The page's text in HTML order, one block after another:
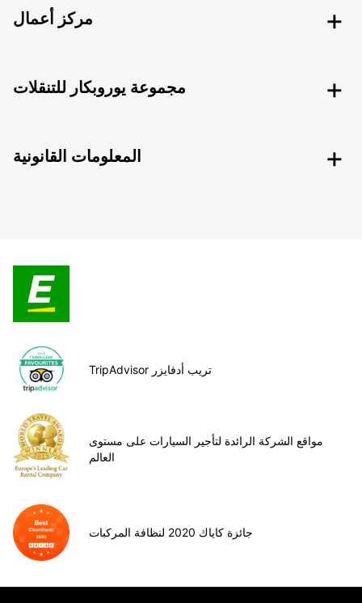
مركز أعمال
مجموعة يوروبكار للتنقلات
المعلومات القانونية
TripAdvisor تريب أدفايزر
مواقع الشركة الرائدة لتأجير السيارات على مستوى
العالم
جائزة كاياك 2020 لنظافة المركبات